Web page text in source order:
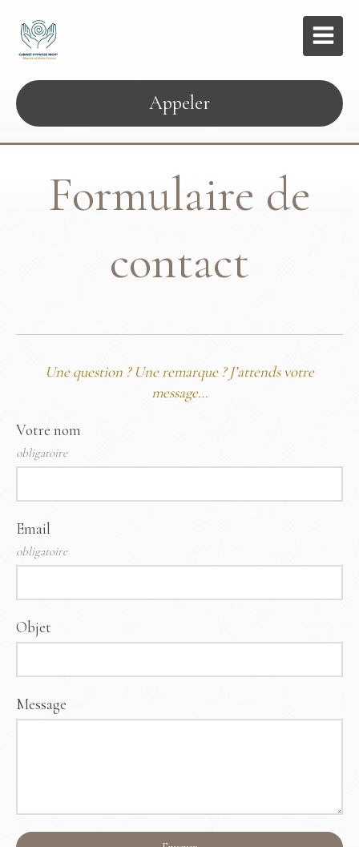
Appeler
Formulaire de
contact
Une question ? Une remarque ? J’attends votre
message…
Votre nom
obligatoire
Email
obligatoire
Objet
Message